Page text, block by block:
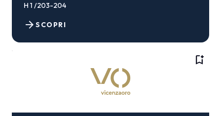
H 1 /203-204
SCOPRI
arrow_forward
bookmark_add